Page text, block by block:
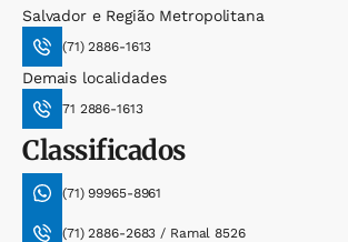
Salvador e Região Metropolitana
(71) 2886-1613
Demais localidades
71 2886-1613
Classificados
(71) 99965-8961
(71) 2886-2683 / Ramal 8526